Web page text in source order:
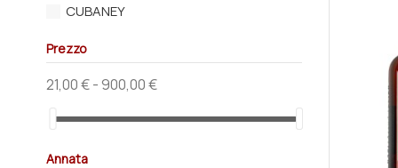
CUBANEY
DICTADOR
DIPLOMATICO
DON PAPA
Prezzo
21,00 € - 900,00 €
Annata